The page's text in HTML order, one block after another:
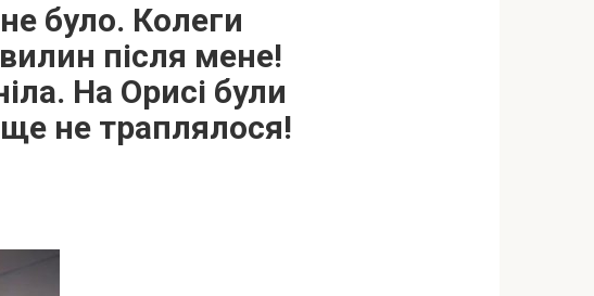
було. Колеги
після мене!
На Орисі були
не траплялося!